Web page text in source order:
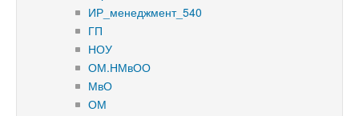
ИР_менеджмент_540
ГП
НОУ
ОМ.НМвОО
МвО
ОМ